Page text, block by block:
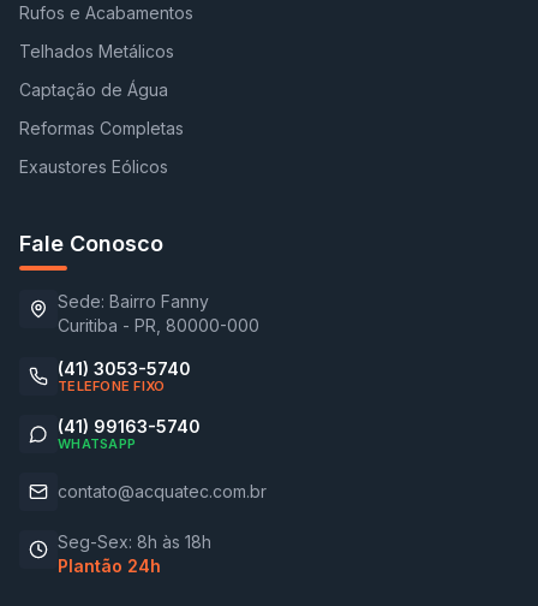
Rufos e Acabamentos
Telhados Metálicos
Captação de Água
Reformas Completas
Exaustores Eólicos
Fale Conosco
Sede: Bairro Fanny
Curitiba - PR, 80000-000
(41) 3053-5740
TELEFONE FIXO
(41) 99163-5740
WHATSAPP
contato@acquatec.com.br
Seg-Sex: 8h às 18h
Plantão 24h